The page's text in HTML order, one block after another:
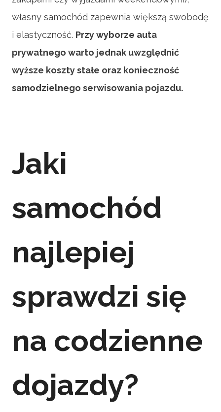
własny samochód zapewnia większą swobodę
i elastyczność. Przy wyborze auta
prywatnego warto jednak uwzględnić
wyższe koszty stałe oraz konieczność
samodzielnego serwisowania pojazdu.
Jaki
samochód
najlepiej
sprawdzi się
na codzienne
dojazdy?